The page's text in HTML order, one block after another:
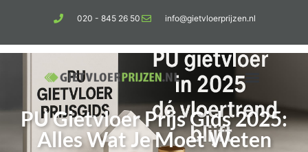
020 - 845 26 50 info@gietvloerprijzen.nl
PU Gietvloer Prijs Gids 2025:
Alles Wat Je Moet Weten